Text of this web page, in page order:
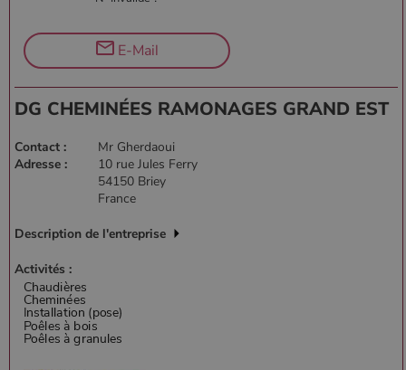
E-Mail
DG CHEMINÉES RAMONAGES GRAND EST
Contact :
Mr Gherdaoui
Adresse :
10 rue Jules Ferry
54150 Briey
France
Description de l'entreprise
Activités :